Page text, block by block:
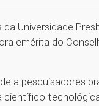
Universidade
emérita do
a pesquisadores
científico-